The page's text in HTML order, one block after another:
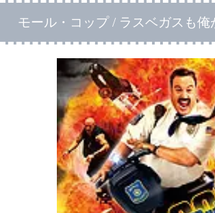
モール・コップ / ラスベガスも